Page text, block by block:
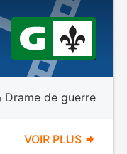
Drame de guerre
VOIR PLUS